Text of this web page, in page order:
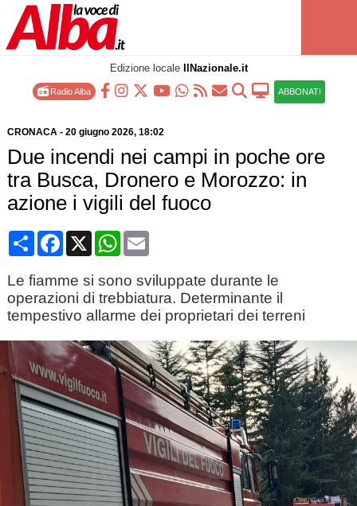
Edizione locale IlNazionale.it
Radio Alba ABBONATI
CRONACA- 20 giugno 2026, 18:02
Due incendi nei campi in poche ore
tra Busca, Dronero e Morozzo: in
azione i vigili del fuoco
CondividiFacebook
X WhatsApp
Email
Le fiamme si sono sviluppate durante le
operazioni di trebbiatura. Determinante il
tempestivo allarme dei proprietari dei terreni